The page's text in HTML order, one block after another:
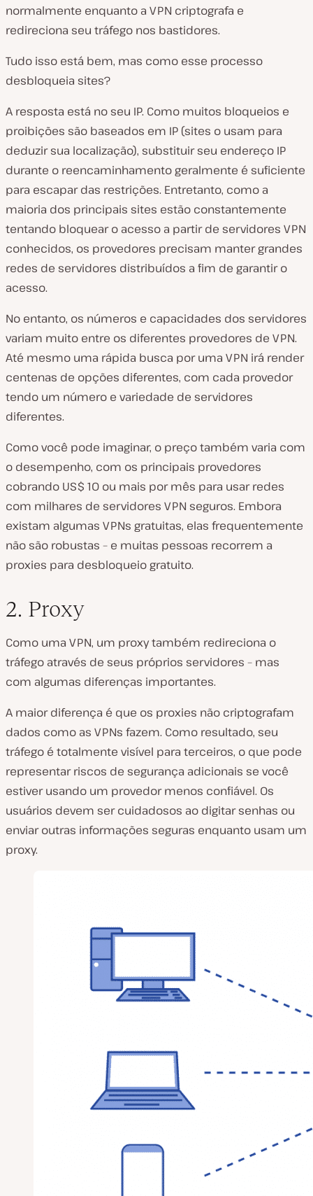
normalmente enquanto a VPN criptografa e
redireciona seu tráfego nos bastidores.
Tudo isso está bem, mas como esse processo
desbloqueia sites?
A resposta está no seu IP. Como muitos bloqueios e
proibições são baseados em IP (sites o usam para
deduzir sua localização), substituir seu endereço IP
durante o reencaminhamento geralmente é suficiente
para escapar das restrições. Entretanto, como a
maioria dos principais sites estão constantemente
tentando bloquear o acesso a partir de servidores VPN
conhecidos, os provedores precisam manter grandes
redes de servidores distribuídos a fim de garantir o
acesso.
No entanto, os números e capacidades dos servidores
variam muito entre os diferentes provedores de VPN.
Até mesmo uma rápida busca por uma VPN irá render
centenas de opções diferentes, com cada provedor
tendo um número e variedade de servidores
diferentes.
Como você pode imaginar, o preço também varia com
o desempenho, com os principais provedores
cobrando US$ 10 ou mais por mês para usar redes
com milhares de servidores VPN seguros. Embora
existam algumas VPNs gratuitas, elas frequentemente
não são robustas – e muitas pessoas recorrem a
proxies para desbloqueio gratuito.
2. Proxy
Como uma VPN, um proxy também redireciona o
tráfego através de seus próprios servidores – mas
com algumas diferenças importantes.
A maior diferença é que os proxies não criptografam
dados como as VPNs fazem. Como resultado, seu
tráfego é totalmente visível para terceiros, o que pode
representar riscos de segurança adicionais se você
estiver usando um provedor menos confiável. Os
usuários devem ser cuidadosos ao digitar senhas ou
enviar outras informações seguras enquanto usam um
proxy.